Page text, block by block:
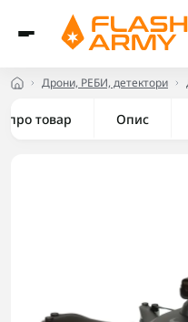
Дрони, РЕБИ, детектори
про товар Опис